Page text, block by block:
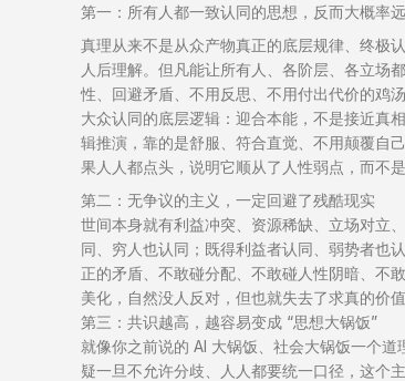
第一：所有人都一致认同的思想，反而大概率
真理从来不是从众产物真正的底层规律、终极
人后理解。但凡能让所有人、各阶层、各立场
性、回避矛盾、不用反思、不用付出代价的鸡
大众认同的底层逻辑：迎合本能，不是接近真
辑推演，靠的是舒服、符合直觉、不用颠覆自
果人人都点头，说明它顺从了人性弱点，而不
第二：无争议的主义，一定回避了残酷现实
世间本身就有利益冲突、资源稀缺、立场对立
同、穷人也认同；既得利益者认同、弱势者也
正的矛盾、不敢碰分配、不敢碰人性阴暗、不
美化，自然没人反对，但也就失去了求真的价值
第三：共识越高，越容易变成 “思想大锅饭”
就像你之前说的 AI 大锅饭、社会大锅饭一个
疑一旦不允许分歧、人人都要统一口径，这个